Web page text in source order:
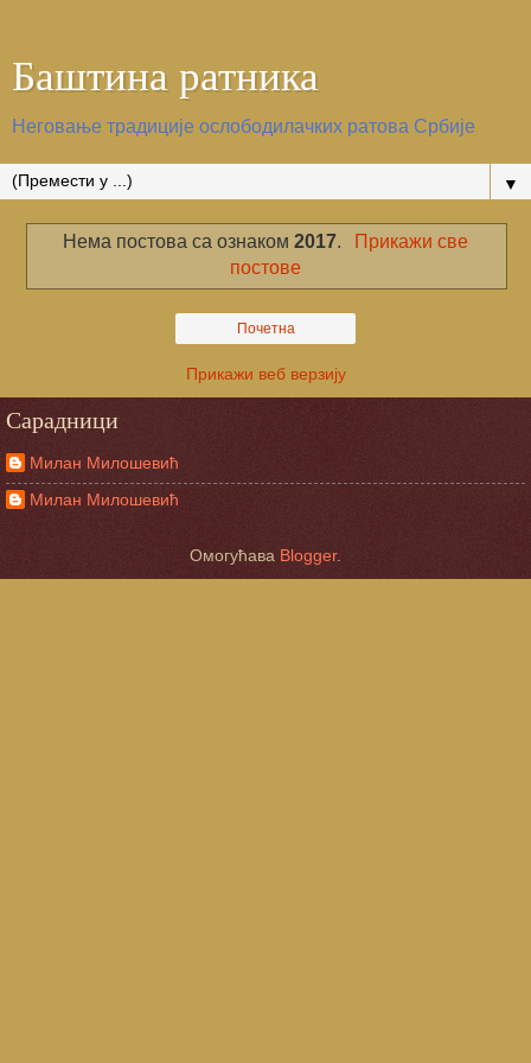
Баштина ратника
Неговање традиције ослободилачких ратова Србије
▼
Нема постова са ознаком2017.
Прикажи све
постове
Почетна
Прикажи веб верзију
Сарадници
Милан Милошевић
Милан Милошевић
Омогућава Blogger.